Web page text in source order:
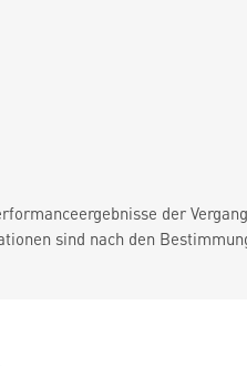
der
sind nach den